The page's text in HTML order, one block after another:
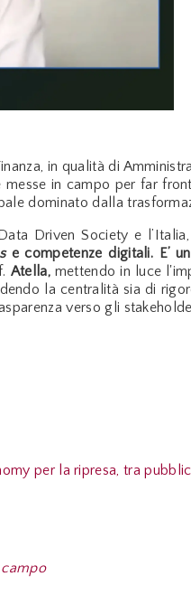
in qualità di
in campo per far
dominato dalla
Driven Society e
e competenze digitali. E’
Atella,mettendo in luce
la centralità sia di
verso gli
per la ripresa, tra